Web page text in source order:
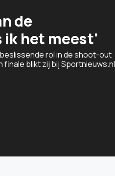
de
ik het meest'
rol in de shoot-out
finale blikt zij bij Sportnieuws.nl